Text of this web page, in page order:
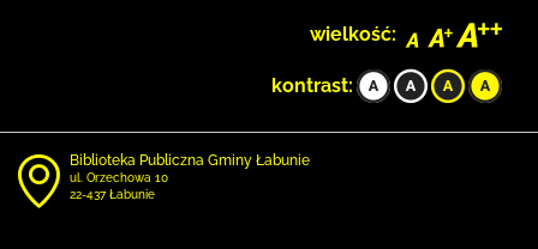
wielkość:
kontrast:
Biblioteka Publiczna Gminy Łabunie
ul. Orzechowa 10
22-437 Łabunie